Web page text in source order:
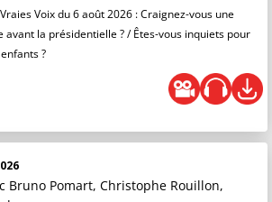
Voix du 6 août 2026 : Craignez-vous une
avant la présidentielle ? / Êtes-vous inquiets pour
?
Bruno Pomart, Christophe Rouillon,